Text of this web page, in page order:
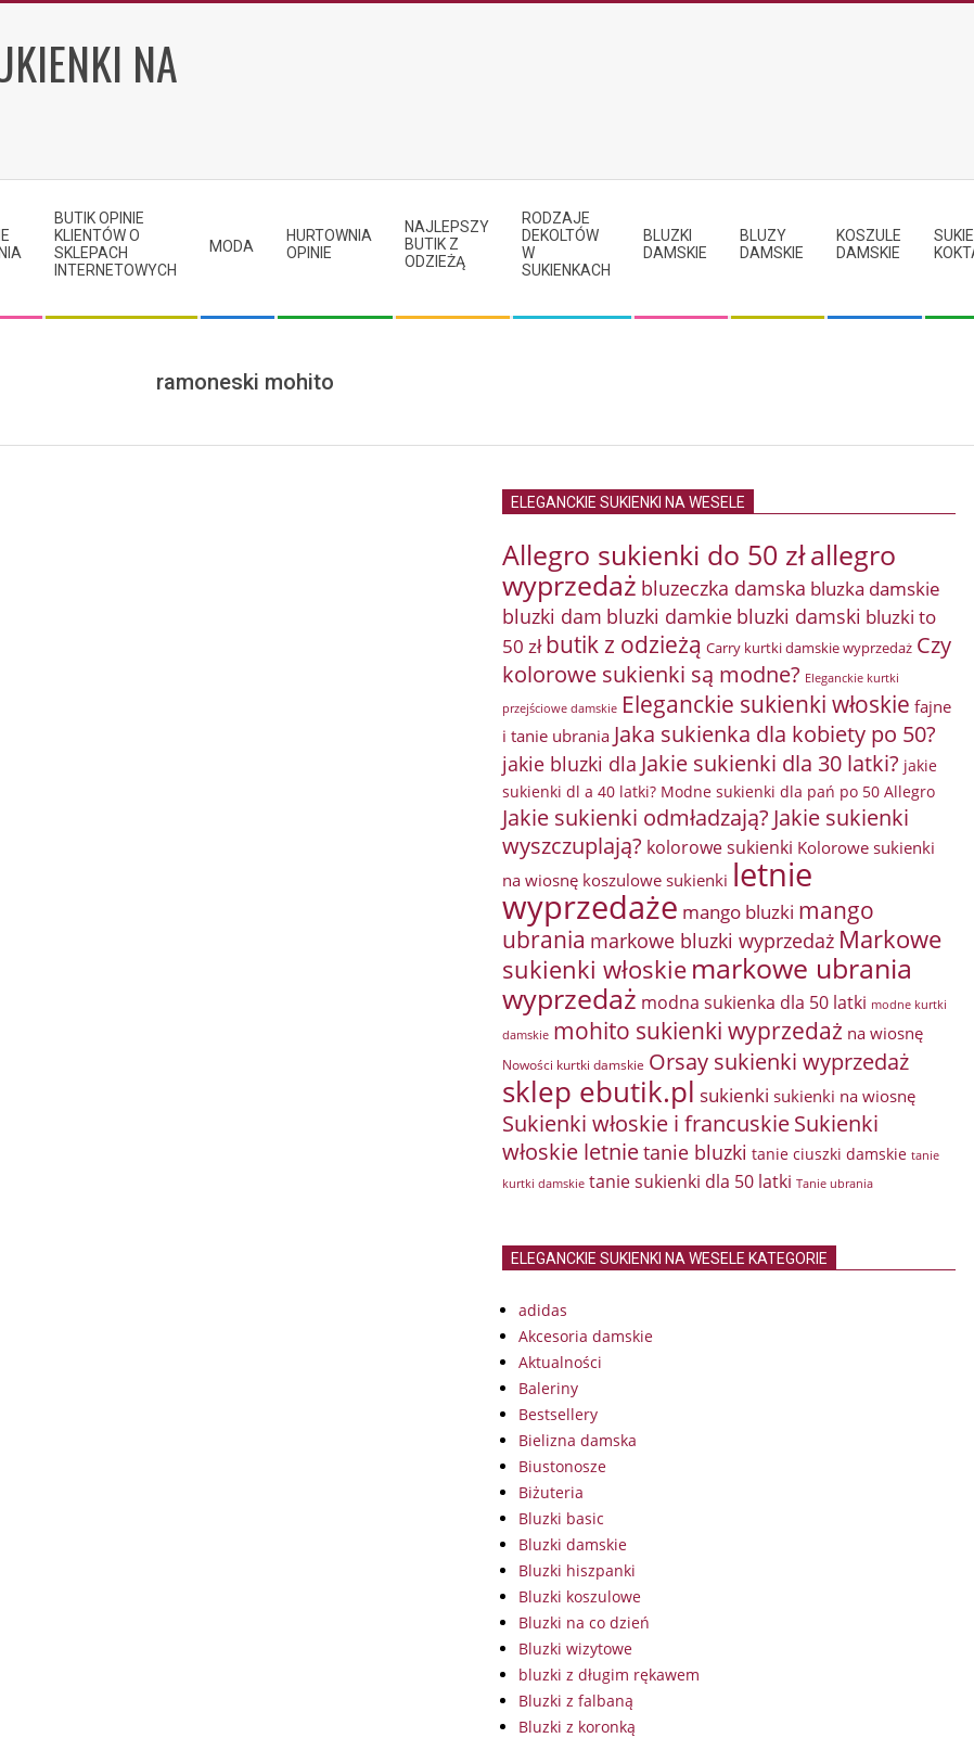
NA
BUTIK OPINIE
KLIENTÓW O
SKLEPACH
INTERNETOWYCH
MODA
HURTOWNIA
OPINIE
NAJLEPSZY
BUTIK Z
ODZIEŻĄ
RODZAJE
DEKOLTÓW
W
SUKIENKACH
BLUZKI
DAMSKIE
BLUZY
DAMSKIE
KOSZULE
DAMSKIE
ramoneski mohito
ELEGANCKIE SUKIENKI NA WESELE
Allegro sukienki do 50 złallegro
wyprzedaż bluzeczka damska bluzka damskie
bluzki dam bluzki damkie bluzki damski bluzki to
50 zł butik z odzieżą Carry kurtki damskie wyprzedaż Czy
kolorowe sukienki są modne? Eleganckie kurtki
przejściowe damskie Eleganckie sukienki włoskie fajne
i tanie ubrania Jaka sukienka dla kobiety po 50?
jakie bluzki dla Jakie sukienki dla 30 latki? jakie
sukienki dl a 40 latki? Modne sukienki dla pań po 50 Allegro
Jakie sukienki odmładzają? Jakie sukienki
wyszczuplają? kolorowe sukienki Kolorowe sukienki
na wiosnę koszulowe sukienki letnie
wyprzedaże mango bluzki mango
ubrania markowe bluzki wyprzedaż Markowe
sukienki włoskie markowe ubrania
wyprzedaż modna sukienka dla 50 latki modne kurtki
damskie mohito sukienki wyprzedaż na wiosnę
Nowości kurtki damskie Orsay sukienki wyprzedaż
sklep ebutik.pl sukienki sukienki na wiosnę
Sukienki włoskie i francuskieSukienki
włoskie letnietanie bluzki tanie ciuszki damskie tanie
kurtki damskie tanie sukienki dla 50 latki Tanie ubrania
ELEGANCKIE SUKIENKI NA WESELE KATEGORIE
adidas
Akcesoria damskie
Aktualności
Baleriny
Bestsellery
Bielizna damska
Biustonosze
Biżuteria
Bluzki basic
Bluzki damskie
Bluzki hiszpanki
Bluzki koszulowe
Bluzki na co dzień
Bluzki wizytowe
bluzki z długim rękawem
Bluzki z falbaną
Bluzki z koronką